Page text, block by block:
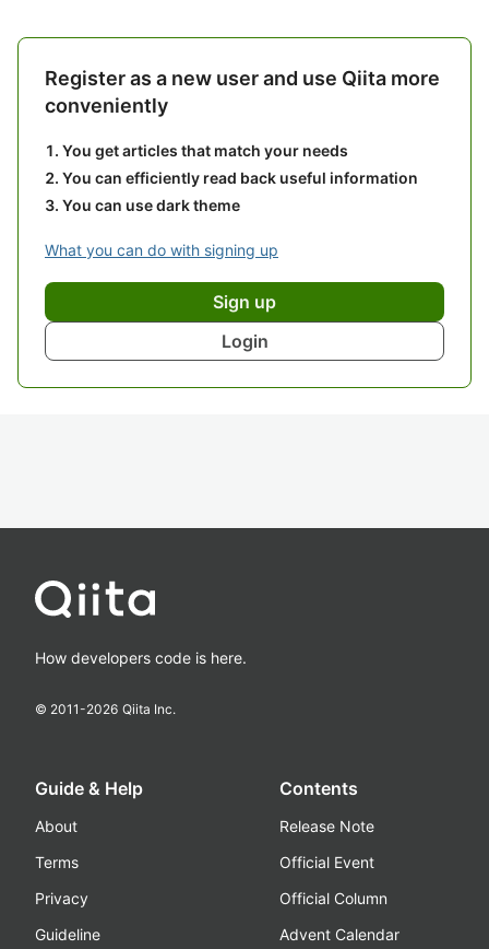
Register as a new user and use Qiita more
conveniently
You get articles that match your needs
You can efficiently read back useful information
You can use dark theme
What you can do with signing up
Sign up
Login
How developers code is here.
© 2011-2026 Qiita Inc.
Guide & Help
About
Terms
Privacy
Guideline
Contents
Release Note
Official Event
Official Column
Advent Calendar